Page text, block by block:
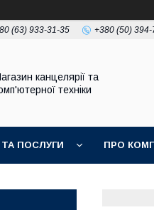
(63) 933-31-35 +380 (50) 394-
канцелярії та
техніки
ПОСЛУГИ ПРО